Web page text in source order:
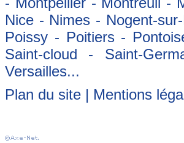
Nice - Nimes - Nogent-
Poissy - Poitiers -
Saint-cloud - Saint-
Versailles...
Plan du site | Mentions